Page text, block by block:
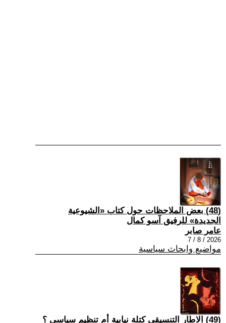
(48) بعض الملاحظات حول كتاب «الشيوعية
الجديدة» للرفيق آسو كمال
عامر صابر
2026 / 8 / 7
مواضيع وابحاث سياسية
(49) الاطار التنسيقي كتلة نيابية أم تنظيم سياسي ؟